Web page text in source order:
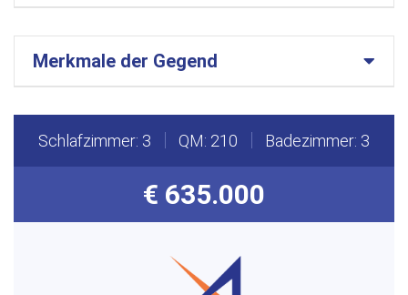
Merkmale der Gegend
Schlafzimmer: 3 QM: 210 Badezimmer: 3
€ 635.000